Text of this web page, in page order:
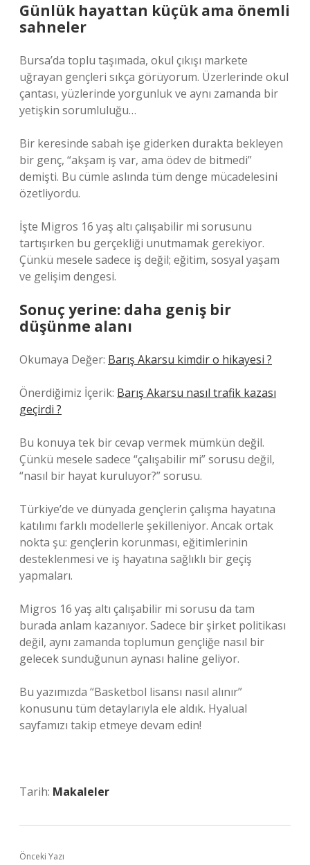
Günlük hayattan küçük ama önemli
sahneler
Bursa’da toplu taşımada, okul çıkışı markete
uğrayan gençleri sıkça görüyorum. Üzerlerinde okul
çantası, yüzlerinde yorgunluk ve aynı zamanda bir
yetişkin sorumluluğu…
Bir keresinde sabah işe giderken durakta bekleyen
bir genç, “akşam iş var, ama ödev de bitmedi”
demişti. Bu cümle aslında tüm denge mücadelesini
özetliyordu.
İşte Migros 16 yaş altı çalışabilir mi sorusunu
tartışırken bu gerçekliği unutmamak gerekiyor.
Çünkü mesele sadece iş değil; eğitim, sosyal yaşam
ve gelişim dengesi.
Sonuç yerine: daha geniş bir
düşünme alanı
Okumaya Değer: Barış Akarsu kimdir o hikayesi ?
Önerdiğimiz İçerik: Barış Akarsu nasıl trafik kazası
geçirdi ?
Bu konuya tek bir cevap vermek mümkün değil.
Çünkü mesele sadece “çalışabilir mi” sorusu değil,
“nasıl bir hayat kuruluyor?” sorusu.
Türkiye’de ve dünyada gençlerin çalışma hayatına
katılımı farklı modellerle şekilleniyor. Ancak ortak
nokta şu: gençlerin korunması, eğitimlerinin
desteklenmesi ve iş hayatına sağlıklı bir geçiş
yapmaları.
Migros 16 yaş altı çalışabilir mi sorusu da tam
burada anlam kazanıyor. Sadece bir şirket politikası
değil, aynı zamanda toplumun gençliğe nasıl bir
gelecek sunduğunun aynası haline geliyor.
Bu yazımızda “Basketbol lisansı nasıl alınır”
konusunu tüm detaylarıyla ele aldık. Hyalual
sayfamızı takip etmeye devam edin!
Tarih: Makaleler
Önceki Yazı